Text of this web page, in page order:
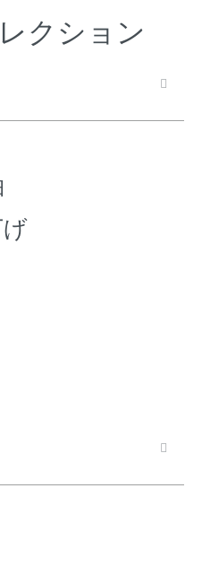
クション